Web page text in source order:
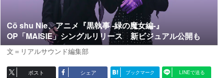
Cö shu Nie、アニメ『黒執事 -緑の魔女編-』
OP「MAISIE」シングルリリース 新ビジュアル公開も
文＝リアルサウンド編集部
ポスト シェア ブックマーク LINEで送る